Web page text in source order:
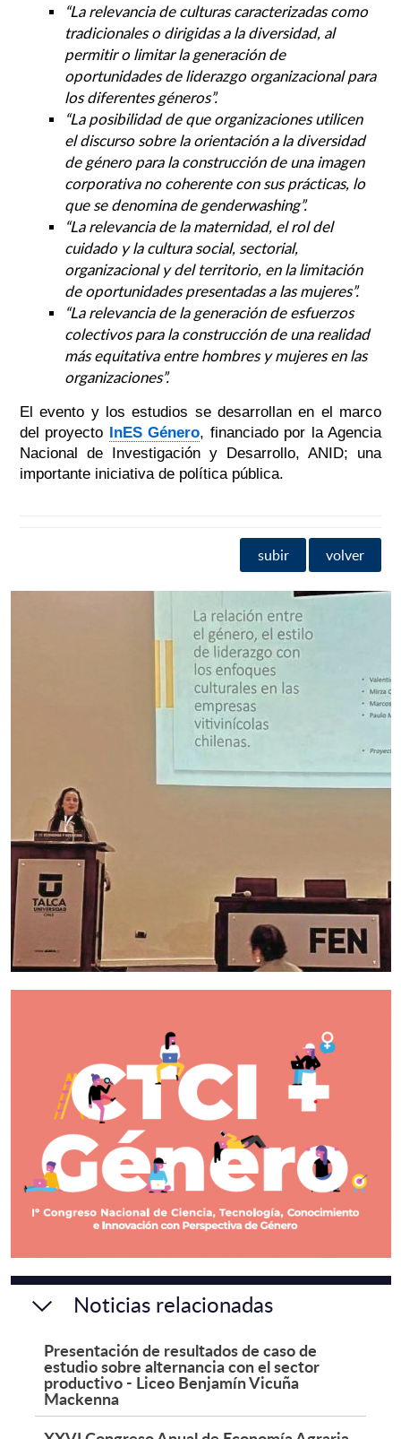
“La relevancia de culturas caracterizadas como
tradicionales o dirigidas a la diversidad, al
permitir o limitar la generación de
oportunidades de liderazgo organizacional para
los diferentes géneros”.
“La posibilidad de que organizaciones utilicen
el discurso sobre la orientación a la diversidad
de género para la construcción de una imagen
corporativa no coherente con sus prácticas, lo
que se denomina de genderwashing”.
“La relevancia de la maternidad, el rol del
cuidado y la cultura social, sectorial,
organizacional y del territorio, en la limitación
de oportunidades presentadas a las mujeres”.
“La relevancia de la generación de esfuerzos
colectivos para la construcción de una realidad
más equitativa entre hombres y mujeres en las
organizaciones”.
El evento y los estudios se desarrollan en el marco
del proyecto
InES Género, financiado por la Agencia
Nacional de Investigación y Desarrollo, ANID; una
importante iniciativa de política pública.
subir volver
Noticias relacionadas
Presentación de resultados de caso de
estudio sobre alternancia con el sector
productivo - Liceo Benjamín Vicuña
Mackenna